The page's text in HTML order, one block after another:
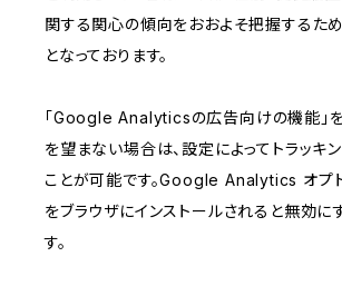
関する関心の傾向をおおよそ把握するた
となっております。
「Google Analyticsの広告向けの機能」
を望まない場合は、設定によってトラッキ
ことが可能です。Google Analytics オプ
をブラウザにインストールされると無効に
す。